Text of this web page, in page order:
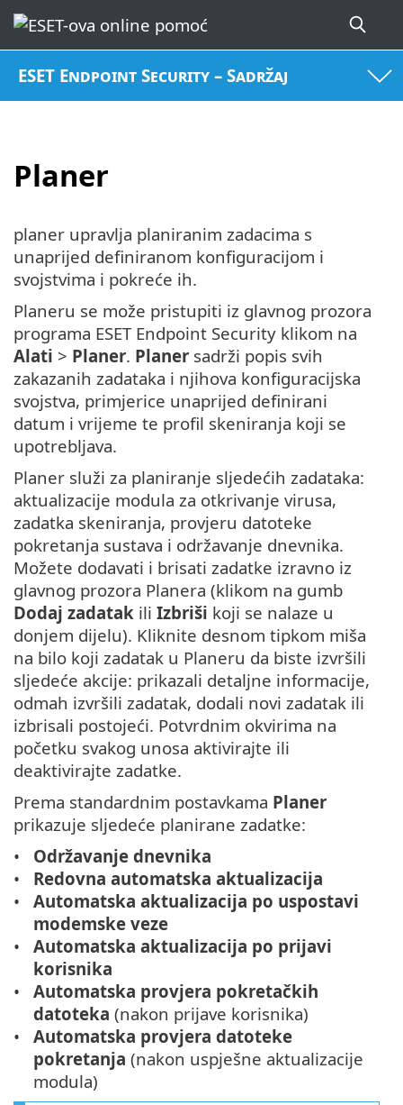
ESET Endpoint Security – Sadržaj
Planer
planer upravlja planiranim zadacima s
unaprijed definiranom konfiguracijom i
svojstvima i pokreće ih.
Planeru se može pristupiti iz glavnog prozora
programa ESET Endpoint Security klikom na
Alati > Planer. Planer sadrži popis svih
zakazanih zadataka i njihova konfiguracijska
svojstva, primjerice unaprijed definirani
datum i vrijeme te profil skeniranja koji se
upotrebljava.
Planer služi za planiranje sljedećih zadataka:
aktualizacije modula za otkrivanje virusa,
zadatka skeniranja, provjeru datoteke
pokretanja sustava i održavanje dnevnika.
Možete dodavati i brisati zadatke izravno iz
glavnog prozora Planera (klikom na gumb
Dodaj zadatak ili Izbriši koji se nalaze u
donjem dijelu). Kliknite desnom tipkom miša
na bilo koji zadatak u Planeru da biste izvršili
sljedeće akcije: prikazali detaljne informacije,
odmah izvršili zadatak, dodali novi zadatak ili
izbrisali postojeći. Potvrdnim okvirima na
početku svakog unosa aktivirajte ili
deaktivirajte zadatke.
Prema standardnim postavkama Planer
prikazuje sljedeće planirane zadatke:
Održavanje dnevnika
Redovna automatska aktualizacija
Automatska aktualizacija po uspostavi
modemske veze
Automatska aktualizacija po prijavi
korisnika
Automatska provjera pokretačkih
datoteka (nakon prijave korisnika)
Automatska provjera datoteke
pokretanja (nakon uspješne aktualizacije
modula)